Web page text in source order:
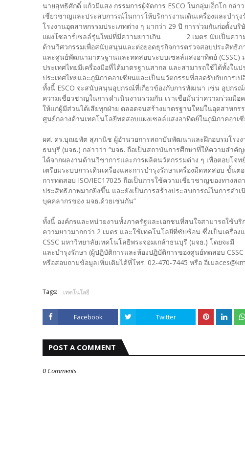
นายสุทธิศักดิ์ แก้วมีแสง กรรมการผู้จัดการ ESCO ในกลุ่มเอ็กโก กล่า
เชี่ยวชาญและประสบการณ์ในการให้บริการงานเดินเครื่องและบำรุ
โรงงานอุตสาหกรรมประเภทต่าง ๆ มากว่า 29 ปี การร่วมกันก่อตั้งบ
แผงโซลาร์เซลล์รุ่นใหม่ที่มีความยาวเกิน 2 เมตร นับเป็นควา
ด้านวิศวกรรมเพื่อสนับสนุนและต่อยอดธุรกิจการตรวจสอบประสิทธิภ
และศูนย์พัฒนามาตรฐานและทดสอบระบบเซลล์แสงอาทิตย์ (CSSC)
ประเทศไทยมีเครื่องมือที่ได้มาตรฐานสากล และสามารถใช้ได้ทั้งใน
ประเทศไทยและภูมิภาคอาเซียนและเป็นนวัตกรรมที่สอดรับกับการเ
ทั้งนี้ ESCO จะสนับสนุนอุปกรณ์ที่เกี่ยวข้องกับการพัฒนา เช่น อุปกร
ความเชี่ยวชาญในการดำเนินงานร่วมกัน เราเชื่อมั่นว่าความร่วมมื
ให้แก่ผู้มีส่วนได้เสียทุกฝ่าย ตลอดจนสร้างมาตรฐานใหม่ในอุตสาหก
ศูนย์กลางด้านเทคโนโลยีทดสอบแผงเซลล์แสงอาทิตย์ในภูมิภาคอาเซี
ผศ. ดร.บุณยพัต สุภานิช ผู้อำนวยการสถาบันพัฒนาและฝึกอบรมโรง
ธนบุรี (มจธ.) กล่าวว่า “มจธ. ถือเป็นสถาบันการศึกษาที่ให้ความสำ
ได้จากผลงานด้านวิชาการและการผลิตนวัตกรรมต่าง ๆ เพื่อตอบโจ
เตรียมระบบการเดินเครื่องและการบำรุงรักษาเครื่องมืดทดสอบ ขั้น
การทดสอบ ISO/IEC17025 ถือเป็นการใช้ความเชี่ยวชาญของทาง
ประสิทธิภาพมากยิ่งขึ้น และยังเป็นการสร้างประสบการณ์ในการด
บุคคลากรของ มจธ.ด้วยเช่นกัน”
ทั้งนี้ องค์กรและหน่วยงานทั้งภาครัฐและเอกชนที่สนใจสามารถใ
ความยาวมากกว่า 2 เมตร และใช้เทคโนโลยีที่ซับซ้อน ซึ่งเป็นเครื่อ
CSSC มหาวิทยาลัยเทคโนโลยีพระจอมเกล้าธนบุรี (มจธ.) โดยจ
และบำรุงรักษา (ผู้ปฏิบัติการและห้องปฏิบัติการของศูนย์ทดสอบ
หรือสอบถามข้อมูลเพิ่มเติมได้ที่โทร. 02-470-7445 หรือ อีเมล
Tags: เทคโนโลยี
Facebook Twitter
POST A COMMENT
0 Comments